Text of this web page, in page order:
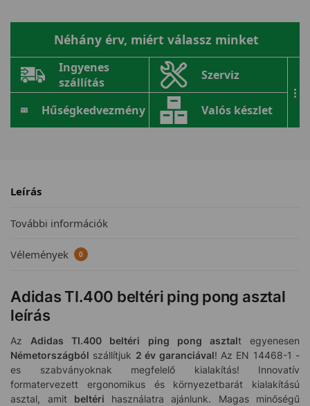
Néhány érv, miért válassz minket
Ingyenes
szállítás
Szerviz
Hűségkedvezmény Valós készlet
...
Leírás
További információk
Vélemények 0
Adidas TI.400 beltéri ping pong asztal
leírás
Az Adidas TI.400 beltéri ping pong asztalt egyenesen
Németországból szállítjuk 2 év garanciával! Az EN 14468-1 -
es szabványoknak megfelelő kialakítás! Innovatív
formatervezett ergonomikus és környezetbarát kialakítású
asztal, amit beltéri használatra ajánlunk. Magas minőségű